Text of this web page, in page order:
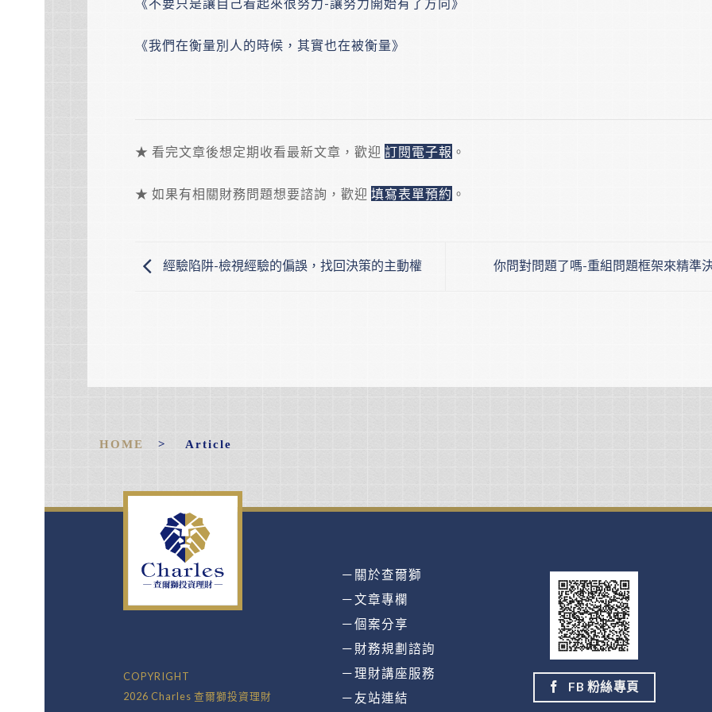
《我們在衡量別人的時候，其實也在被衡量》
★ 看完文章後想定期收看最新文章，歡迎 訂閱電子報 。
★ 如果有相關財務問題想要諮詢，歡迎 填寫表單預約 。
經驗陷阱-檢視經驗的偏誤，找回決策的主動權 你問對問題了嗎-重組問題框架來精準
HOME > Article
COPYRIGHT
2026 Charles 查爾獅投資理財
－關於查爾獅
－文章專欄
－個案分享
－財務規劃諮詢
－理財講座服務
－友站連結
FB 粉絲專頁